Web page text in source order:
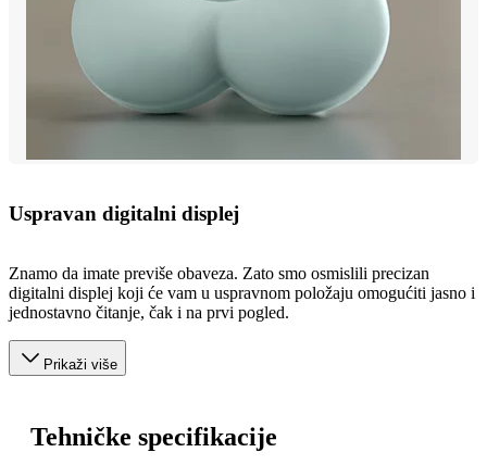
Uspravan digitalni displej
Znamo da imate previše obaveza. Zato smo osmislili precizan
digitalni displej koji će vam u uspravnom položaju omogućiti jasno i
jednostavno čitanje, čak i na prvi pogled.
Prikaži više
Tehničke specifikacije